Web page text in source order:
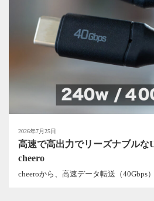
2026年7月25日
高速で高出力でリーズナブルな
cheero
cheeroから、高速データ転送（40Gbps